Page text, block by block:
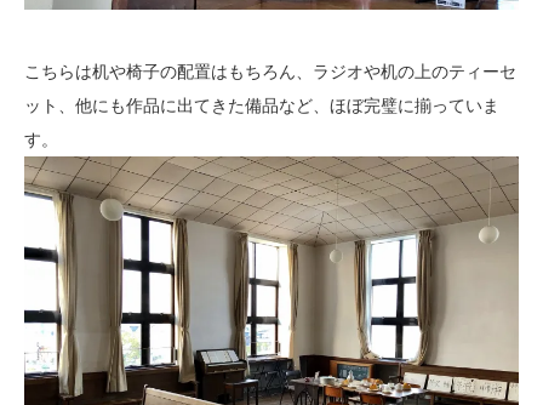
こちらは机や椅子の配置はもちろん、ラジオや机の上のティーセ
ット、他にも作品に出てきた備品など、ほぼ完璧に揃っていま
す。